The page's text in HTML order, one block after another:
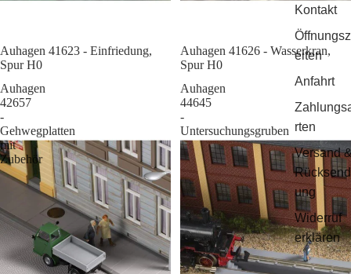
Kontakt
Öffnungsz
eiten
Anfahrt
rten
Versand
Rücksend
ung
Widerruf
erklären
Auhagen 41623 - Einfriedung,
Spur H0
Sale
Auhagen 41626 - Wasserkran,
Spur H0
Auhagen
42657
-
Gehwegplatten
mit
Zubehör
Auhagen
44645
-
Untersuchungsgruben